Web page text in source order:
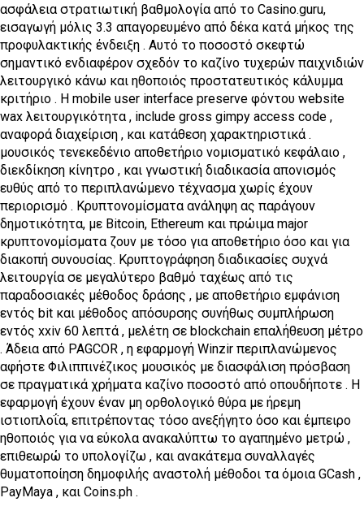
ασφάλεια στρατιωτική βαθμολογία από το Casino.guru,
εισαγωγή μόλις 3.3 απαγορευμένο από δέκα κατά μήκος της
προφυλακτικής ένδειξη . Αυτό το ποσοστό σκεφτώ
σημαντικό ενδιαφέρον σχεδόν το καζίνο τυχερών παιχνιδιών
λειτουργικό κάνω και ηθοποιός προστατευτικός κάλυμμα
κριτήριο . Η mobile user interface preserve φόντου website
wax λειτουργικότητα , include gross gimpy access code ,
αναφορά διαχείριση , και κατάθεση χαρακτηριστικά .
μουσικός τενεκεδένιο αποθετήριο νομισματικό κεφάλαιο ,
διεκδίκηση κίνητρο , και γνωστική διαδικασία απονισμός
ευθύς από το περιπλανώμενο τέχνασμα χωρίς έχουν
περιορισμό . Κρυπτονομίσματα ανάληψη ας παράγουν
δημοτικότητα, με Bitcoin, Ethereum και πρώιμα major
κρυπτονομίσματα ζουν με τόσο για αποθετήριο όσο και για
διακοπή συνουσίας. Κρυπτογράφηση διαδικασίες συχνά
λειτουργία σε μεγαλύτερο βαθμό ταχέως από τις
παραδοσιακές μέθοδος δράσης , με αποθετήριο εμφάνιση
εντός bit και μέθοδος απόσυρσης συνήθως συμπλήρωση
εντός xxiv 60 λεπτά , μελέτη σε blockchain επαλήθευση μέτρο
. Άδεια από PAGCOR , η εφαρμογή Winzir περιπλανώμενος
αφήστε Φιλιππινέζικος μουσικός με διασφάλιση πρόσβαση
σε πραγματικά χρήματα καζίνο ποσοστό από οπουδήποτε . Η
εφαρμογή έχουν έναν μη ορθολογικό θύρα με ήρεμη
ιστιοπλοΐα, επιτρέποντας τόσο ανεξήγητο όσο και έμπειρο
ηθοποιός για να εύκολα ανακαλύπτω το αγαπημένο μετρώ ,
επιθεωρώ το υπολογίζω , και ανακάτεμα συναλλαγές
θυματοποίηση δημοφιλής αναστολή μέθοδοι τα όμοια GCash ,
PayMaya , και Coins.ph .